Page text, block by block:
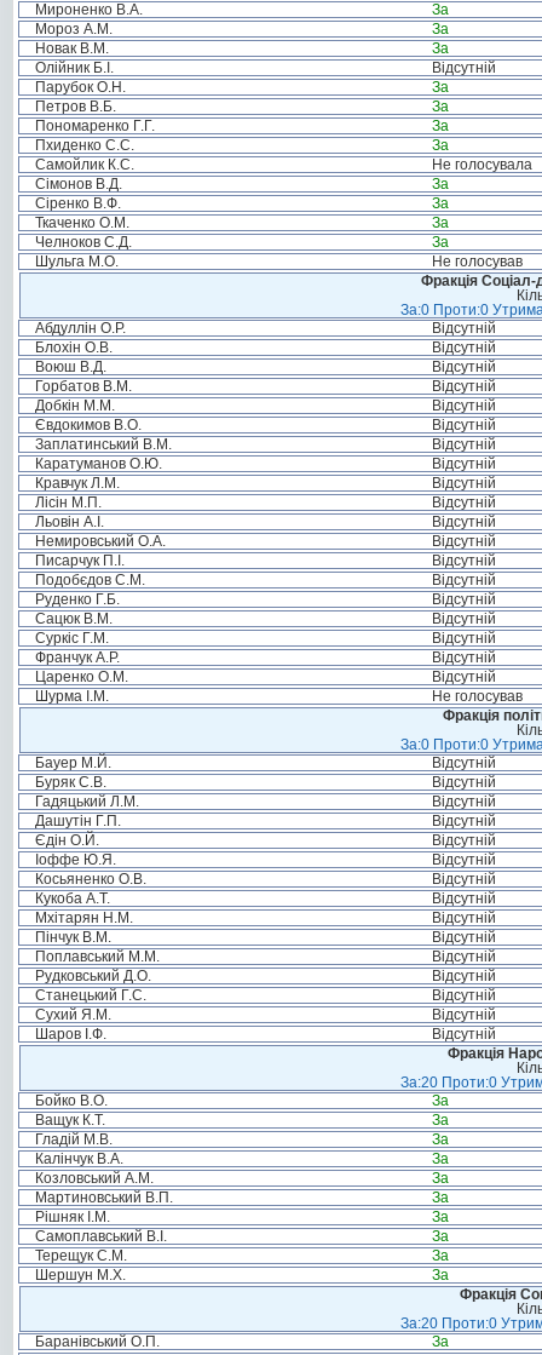
Мироненко В.А.
За
Мороз А.М.
За
Новак В.М.
За
Олійник Б.І.
Відсутній
Парубок О.Н.
За
Петров В.Б.
За
Пономаренко Г.Г.
За
Пхиденко С.С.
За
Самойлик К.С.
Не голосувала
Сімонов В.Д.
За
Сіренко В.Ф.
За
Ткаченко О.М.
За
Челноков С.Д.
За
Шульга М.О.
Не голосував
Фракція Соціал-
За:0 Проти:0
Абдуллін О.Р.
Відсутній
Блохін О.В.
Відсутній
Воюш В.Д.
Відсутній
Горбатов В.М.
Відсутній
Добкін М.М.
Відсутній
Євдокимов В.О.
Відсутній
Заплатинський В.М.
Відсутній
Каратуманов О.Ю.
Відсутній
Кравчук Л.М.
Відсутній
Лісін М.П.
Відсутній
Льовін А.І.
Відсутній
Немировський О.А.
Відсутній
Писарчук П.І.
Відсутній
Подобєдов С.М.
Відсутній
Руденко Г.Б.
Відсутній
Сацюк В.М.
Відсутній
Суркіс Г.М.
Відсутній
Франчук А.Р.
Відсутній
Царенко О.М.
Відсутній
Шурма І.М.
Не голосував
Фракція
За:0 Проти:0
Бауер М.Й.
Відсутній
Буряк С.В.
Відсутній
Гадяцький Л.М.
Відсутній
Дашутін Г.П.
Відсутній
Єдін О.Й.
Відсутній
Іоффе Ю.Я.
Відсутній
Косьяненко О.В.
Відсутній
Кукоба А.Т.
Відсутній
Мхітарян Н.М.
Відсутній
Пінчук В.М.
Відсутній
Поплавський М.М.
Відсутній
Рудковський Д.О.
Відсутній
Станецький Г.С.
Відсутній
Сухий Я.М.
Відсутній
Шаров І.Ф.
Відсутній
Фракція
За:20 Проти:0
Бойко В.О.
За
Ващук К.Т.
За
Гладій М.В.
За
Калінчук В.А.
За
Козловський А.М.
За
Мартиновський В.П.
За
Рішняк І.М.
За
Самоплавський В.І.
За
Терещук С.М.
За
Шершун М.Х.
За
Фракція
За:20 Проти:0
Баранівський О.П.
За